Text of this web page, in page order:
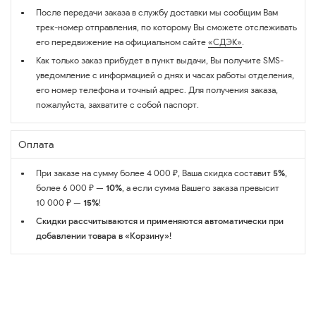
После передачи заказа в службу доставки мы сообщим Вам
трек-номер отправления, по которому Вы сможете отслеживать
его передвижение на официальном сайте «СДЭК».
Как только заказ прибудет в пункт выдачи, Вы получите SMS-
уведомление с информацией о днях и часах работы отделения,
его номер телефона и точный адрес. Для получения заказа,
пожалуйста, захватите с собой паспорт.
Оплата
При заказе на сумму более 4 000 ₽, Ваша скидка составит 5%,
более 6 000 ₽ — 10%, а если сумма Вашего заказа превысит
10 000 ₽ — 15%!
Скидки рассчитываются и применяются автоматически при
добавлении товара в «Корзину»!